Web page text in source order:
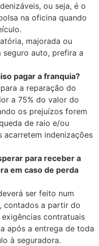
ou seja, é o
na oficina quando
majorada ou
auto, prefira a
pagar a franquia?
a reparação do
a 75% do valor do
os prejuízos forem
de raio e/ou
acarretem indenizações
para receber a
em caso de perda
ser feito num
contados a partir do
contratuais
após a entrega de toda
à seguradora.